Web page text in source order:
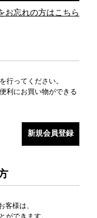
お忘れの方はこちら
行ってください。
利にお買い物ができる
客様は、
ができます。